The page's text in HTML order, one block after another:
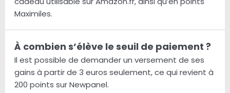
Maximiles.
À combien s’élève le seuil de paiement ?
Il est possible de demander un versement de ses
gains à partir de 3 euros seulement, ce qui revient à
200 points sur Newpanel.